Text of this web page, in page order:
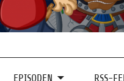
EPISODEN RSS-